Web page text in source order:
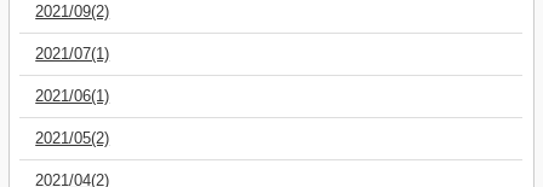
2021/09(2)
2021/07(1)
2021/06(1)
2021/05(2)
2021/04(2)